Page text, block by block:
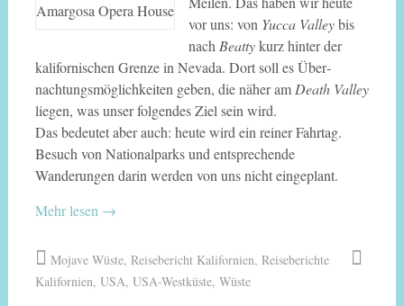
Amargosa Opera House
vor uns: von Yucca Valleybis
nach Beattykurz hinter der
kalifornischen Grenze in Nevada. Dort soll es Über­
nachtungs­möglich­kei­ten geben, die näher am Death Valley
liegen, was unser folgendes Ziel sein wird.
Das bedeutet aber auch: heute wird ein reiner Fahrtag.
Besuch von Nationalparks und entsprechende
Wanderungen darin werden von uns nicht eingeplant.
Mehr lesen →
Mojave Wüste, Reisebericht Kalifornien, Reiseberichte
Kalifornien, USA, USA-Westküste, Wüste